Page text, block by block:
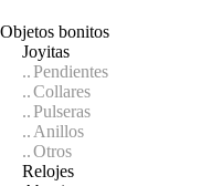
Objetos bonitos
Joyitas
Pendientes
Collares
Pulseras
Anillos
Otros
Relojes